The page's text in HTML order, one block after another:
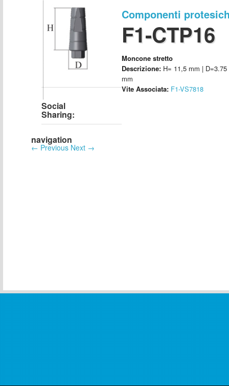
Social
Sharing:
Componenti
F1-CTP16
Moncone stretto
Descrizione:H= 11,5 mm | D=3.75
mm
Vite Associata: F1-VS7818
navigation
← Previous Next →